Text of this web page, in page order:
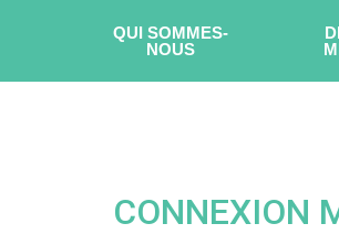
QUI SOMMES-
NOUS
CONNEXION